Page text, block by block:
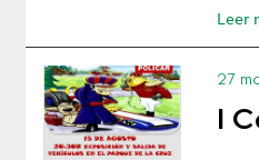
Leer
27
I